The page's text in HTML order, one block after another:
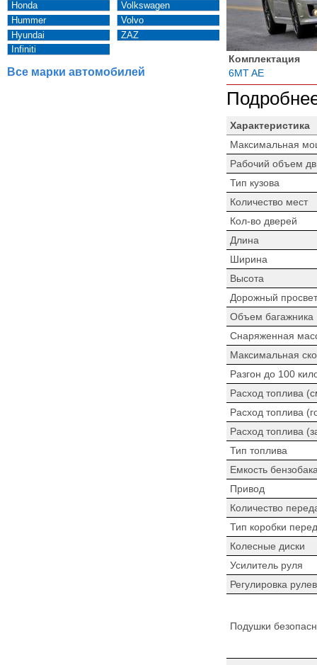
Honda
Hummer
Hyundai
Infiniti
Volkswagen
Volvo
ZAZ
Все марки автомобилей
Комплектация
6MT AE
Характеристика
Максимальная
Рабочий объем
Тип кузова
Количество мест
Кол-во дверей
Длина
Ширина
Высота
Дорожный просвет
Объем багажника
Снаряженная
Максимальная
Разгон до 100
Расход топлива
Расход топлива
Расход топлива
Тип топлива
Емкость
Привод
Количество
Тип коробки
Колесные диски
Усилитель руля
Регулировка
Подушки